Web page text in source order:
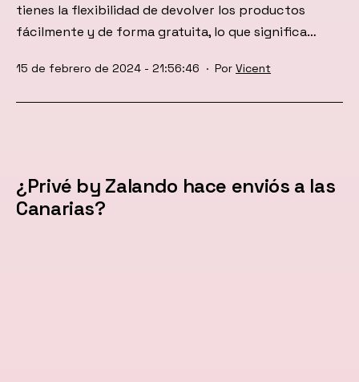
tienes la flexibilidad de devolver los productos
fácilmente y de forma gratuita, lo que significa…
Publicada
15 de febrero de 2024 - 21:56:46 Por Vicent
¿Privé by Zalando hace enviós a las
Canarias?